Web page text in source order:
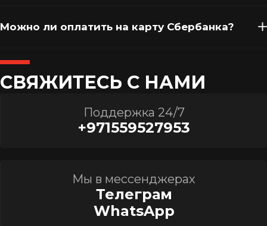
Можно ли оплатить на карту Сбербанка?
СВЯЖИТЕСЬ С НАМИ
Поддержка 24/7
+971559527953
Мы в мессенджерах
Телеграм
WhatsApp